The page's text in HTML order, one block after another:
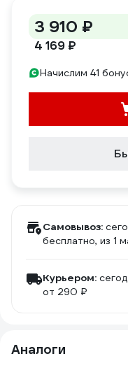
3 910 ₽
4 169 ₽
Начислим 41
Самовывоз:
бесплатно, из 1
Курьером:
от 290 ₽
Аналоги